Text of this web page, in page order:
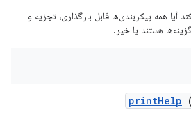
آیا همه پیکربندی‌ها قابل بارگذاری، تجزیه و
هستند یا خیر.
printHelp